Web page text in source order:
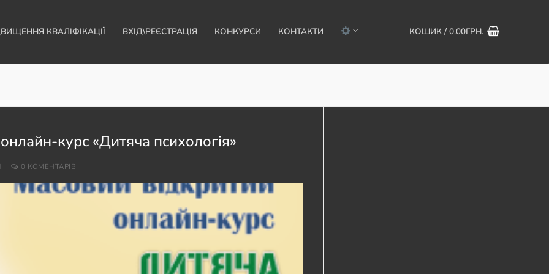
КВАЛІФІКАЦІЇ ВХІД\РЕЄСТРАЦІЯ КОНКУРСИ КОНТАКТИ КОШИК / 0.00ГРН.
курс «Дитяча психологія»
0 КОМЕНТАРІВ